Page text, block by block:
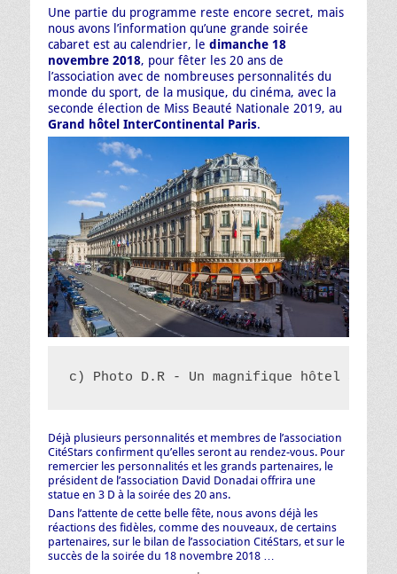
Une partie du programme reste encore secret, mais
nous avons l’information qu’une grande soirée
cabaret est au calendrier, le dimanche 18
novembre 2018, pour fêter les 20 ans de
l’association avec de nombreuses personnalités du
monde du sport, de la musique, du cinéma, avec la
seconde élection de Miss Beauté Nationale 2019, au
Grand hôtel InterContinental Paris.
c) Photo D.R - Un magnifique hôtel à
Déjà plusieurs personnalités et membres de l’association
CitéStars confirment qu’elles seront au rendez-vous. Pour
remercier les personnalités et les grands partenaires, le
président de l’association David Donadai offrira une
statue en 3 D à la soirée des 20 ans.
Dans l’attente de cette belle fête, nous avons déjà les
réactions des fidèles, comme des nouveaux, de certains
partenaires, sur le bilan de l’association CitéStars, et sur le
succès de la soirée du 18 novembre 2018 …